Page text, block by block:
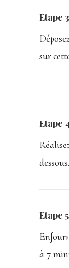
Etape 3
sur
Etape 4
dessous.
Etape 5
à 7